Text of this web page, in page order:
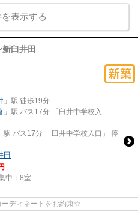
表示する
臼井田
」駅 徒歩19分
」駅 バス17分 「臼井中学校入
駅 バス17分 「臼井中学校入口」 停
田
中： 8室
ディネートをお約束☆